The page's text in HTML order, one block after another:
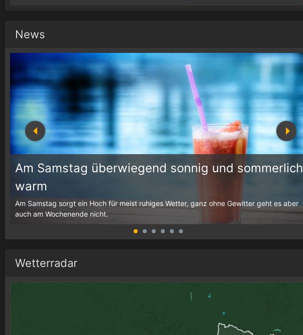
News
Am Samstag überwiegend sonnig und sommerlich
warm
Am Samstag sorgt ein Hoch für meist ruhiges Wetter, ganz ohne Gewitter geht es aber
auch am Wochenende nicht.
Wetterradar